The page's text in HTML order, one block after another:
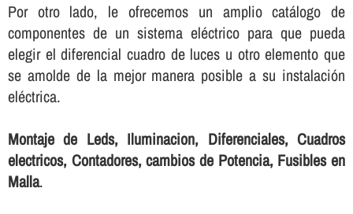
Por otro lado, le ofrecemos un amplio catálogo de
componentes de un sistema eléctrico para que pueda
elegir el diferencial cuadro de luces u otro elemento que
se amolde de la mejor manera posible a su instalación
eléctrica.
Montaje de Leds, Iluminacion, Diferenciales, Cuadros
electricos, Contadores, cambios de Potencia, Fusibles en
Malla.